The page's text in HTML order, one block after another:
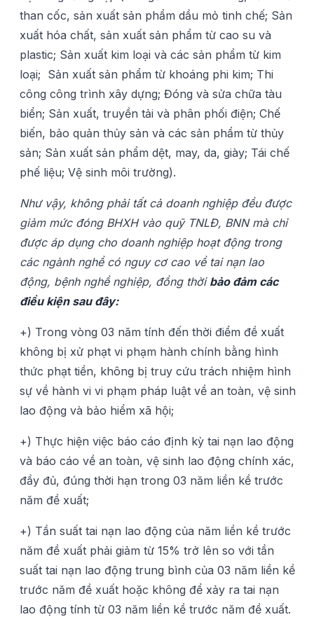
than cốc, sản xuất sản phẩm dầu mỏ tinh chế; Sản
xuất hóa chất, sản xuất sản phẩm từ cao su và
plastic; Sản xuất kim loại và các sản phẩm từ kim
loại; Sản xuất sản phẩm từ khoáng phi kim; Thi
công công trình xây dựng; Đóng và sửa chữa tàu
biển; Sản xuất, truyền tải và phân phối điện; Chế
biến, bảo quản thủy sản và các sản phẩm từ thủy
sản; Sản xuất sản phẩm dệt, may, da, giày; Tái chế
phế liệu; Vệ sinh môi trường).
Như vậy, không phải tất cả doanh nghiệp đều được
giảm mức đóng BHXH vào quỹ TNLĐ, BNN mà chỉ
được áp dụng cho doanh nghiệp hoạt động trong
các ngành nghề có nguy cơ cao về tai nạn lao
động, bệnh nghề nghiệp, đồng thời bảo đảm các
điều kiện sau đây:
+) Trong vòng 03 năm tính đến thời điểm đề xuất
không bị xử phạt vi phạm hành chính bằng hình
thức phạt tiền, không bị truy cứu trách nhiệm hình
sự về hành vi vi phạm pháp luật về an toàn, vệ sinh
lao động và bảo hiểm xã hội;
+) Thực hiện việc báo cáo định kỳ tai nạn lao động
và báo cáo về an toàn, vệ sinh lao động chính xác,
đầy đủ, đúng thời hạn trong 03 năm liền kề trước
năm đề xuất;
+) Tần suất tai nạn lao động của năm liền kề trước
năm đề xuất phải giảm từ 15% trở lên so với tần
suất tai nạn lao động trung bình của 03 năm liền kề
trước năm đề xuất hoặc không để xảy ra tai nạn
lao động tính từ 03 năm liền kề trước năm đề xuất.